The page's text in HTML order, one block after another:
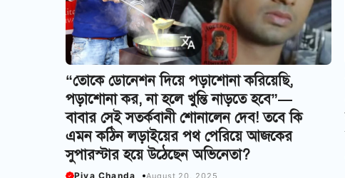
“তোকে ডোনেশন দিয়ে পড়াশোনা করিয়েছি,
পড়াশোনা কর, না হলে খুন্তি নাড়তে হবে”—
বাবার সেই সতর্কবানী শোনালেন দেব! তবে কি
এমন কঠিন লড়াইয়ের পথ পেরিয়ে আজকের
সুপারস্টার হয়ে উঠেছেন অভিনেতা?
Piya Chanda August 20, 2025